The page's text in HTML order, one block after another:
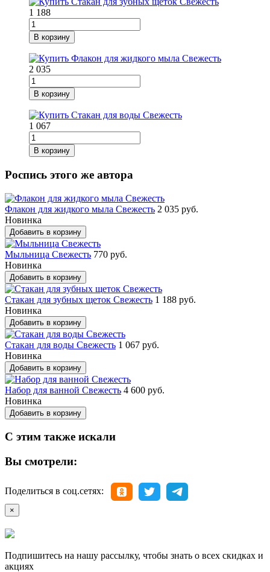
1 188
В корзину
2 035
В корзину
1 067
В корзину
Роспись этого же автора
Флакон для жидкого мыла Свежесть 2 035 руб.
Новинка
Добавить в корзину
Мыльница Свежесть 770 руб.
Новинка
Добавить в корзину
Стакан для зубных щеток Свежесть 1 188 руб.
Новинка
Добавить в корзину
Стакан для воды Свежесть 1 067 руб.
Новинка
Добавить в корзину
Набор для ванной Свежесть 4 600 руб.
Новинка
Добавить в корзину
С этим также искали
Вы смотрели:
Поделиться в соц.сетях:
×
Подпишитесь на нашу рассылку, чтобы знать о всех скидках и
акциях